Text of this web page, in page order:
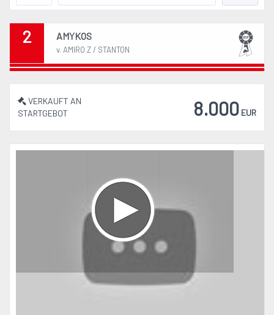
2 AMYKOS
v. AMIRO Z / STANTON
8.000 EUR
VERKAUFT AN
STARTGEBOT